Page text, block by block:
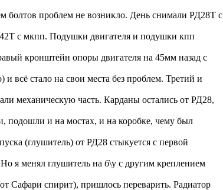
болтов проблем не возникло. День снимали РД28Т с
с мкпп. Подушки двигателя и подушки кпп
кронштейн опоры двигателя на 45мм назад с
всё стало на свои места без проблем. Третий и
механическую часть. Карданы остались от РД28,
подошли и на мостах, и на коробке, чему был
(глушитель) от РД28 стыкуется с первой
я менял глушитель на б\у с другим креплением
Сафари спирит), пришлось переварить. Радиатор